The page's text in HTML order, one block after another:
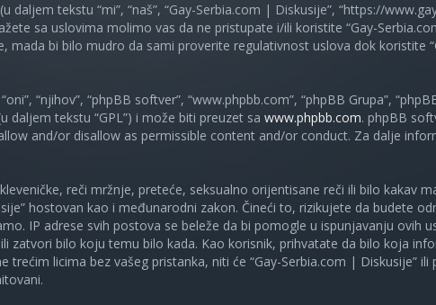
daljem tekstu “mi”, “naš”, “Gay-Serbia.com | Diskusije”, “https://
sa uslovima molimo vas da ne pristupate i/ili koristite “Gay-
bi bilo mudro da sami proverite regulativnost uslova dok koristite
“njihov”, “phpBB softver”, “www.phpbb.com”, “phpBB Grupa”,
daljem tekstu “GPL”) i može biti preuzet sa www.phpbb.com. phpBB
and/or disallow as permissible content and/or conduct. Za dalje
reči mržnje, preteće, seksualno orijentisane reči ili bilo kakav
hostovan kao i međunarodni zakon. Čineći to, rizikujete da budete
IP adrese svih postova se beleže da bi pomogle u ispunjavanju ovih
zatvori bilo koju temu bilo kada. Kao korisnik, prihvatate da bilo koja
trećim licima bez vašeg pristanka, niti će “Gay-Serbia.com | Diskusije”